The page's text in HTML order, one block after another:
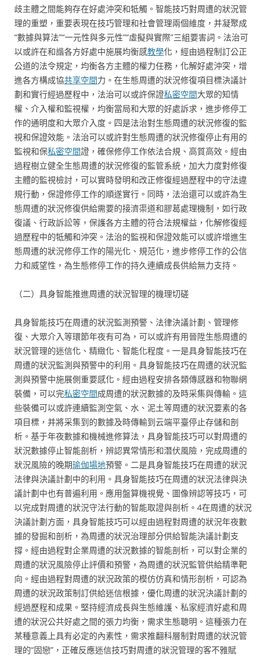
歧主體之間能夠存在好處沖突和牴觸。智能技巧對周遭的狀況管
理的重塑，重要表現在技巧管理和社會管理兩個維度，并凝聚成
“數據與算法”“一元性與多元性”“虛擬與實際”三組要害詞。法治可
以或許在和諧各方好處中施展均衡感教學化，經由過程制訂公正
公道的法令規定，均衡各方主體的權力任務，化解好處沖突，增
進各方構成協共享空間力。在生態周遭的狀況修復項目標決議計
劃和實行經過歷程中，法治可以或許保證私密空間大眾的知情
權、介入權和監視權，均衡當局和大眾的好處訴求，進步修停工
作的通明度和大眾介入度。四是法治對生態周遭的狀況修復的監
視和保證效能。法治可以或許對生態周遭的狀況修復停止有用的
監視和保私密空間證，確保修停工作依法合規、高質高效。經由
過程樹立健全生態周遭的狀況修復的監管系統，加大力度對修復
主體的監視檢討，可以實時發明和改正修復經過歷程中的守法違
規行動，保證修停工作的順遂實行。同時，法治還可以或許為生
態周遭的狀況修復供給需要的接濟渠道和膠葛處理機制，如行政
復議、行政訴訟等，保護各方主體的符合法規權益，化解修復經
過歷程中的牴觸和沖突。法治的監視和保證效能可以或許增進生
態周遭的狀況修停工作的陽光化、規范化，進步修停工作的公信
力和威望性，為生態修停工作的持久連續成長供給無力支持。
（二）具身智能推進周遭的狀況智理的機理切磋
具身智能技巧在周遭的狀況監測預警、法律決議計劃、管理修
復、大眾介入等環節年夜有可為，可以或許有用晉陞生態周遭的
狀況管理的迷信化、精緻化、智能化程度。一是具身智能技巧在
周遭的狀況監測與預警中的利用。具身智能技巧在周遭的狀況監
測與預警中施展側重要感化。經由過程安排各類傳感器和物聯網
裝備，可以完私密空間成周遭的狀況數據的及時采集與傳輸。這
些裝備可以或許連續監測空氣、水、泥土等周遭的狀況要素的各
項目標，并將采集到的數據及時傳輸到云端平臺停止存儲和剖
析。基于年夜數據和機械進修算法，具身智能技巧可以對周遭的
狀況數據停止智能剖析，辨認異常情形和潛伏風險，完成周遭的
狀況風險的晚期瑜伽場地預警。二是具身智能技巧在周遭的狀況
法律與決議計劃中的利用。具身智能技巧在周遭的狀況法律與決
議計劃中也有普遍利用。應用盤算機視覺、圖像辨認等技巧，可
以完成對周遭的狀況守法行動的智能取證與剖析。4在周遭的狀況
決議計劃方面，具身智能技巧可以經由過程對周遭的狀況年夜數
據的發掘和剖析，為周遭的狀況治理部分供給智能決議計劃支
撐。經由過程對企業周遭的狀況數據的智能剖析，可以對企業的
周遭的狀況風險停止評價和預警，為周遭的狀況監管供給精準靶
向。經由過程對周遭的狀況政策的模仿仿真和情形剖析，可認為
周遭的狀況政策制訂供給迷信根據，優化周遭的狀況決議計劃的
經過歷程和成果。堅持經濟成長與生態維護、私家經濟好處和周
遭的狀況公共好處之間的張力均衡，需求生態聰明。這種張力在
某種意義上具有必定的內素性，需求推翻科層制對周遭的狀況管
理的“固戀”，正確反應迷信技巧對周遭的狀況管理的客不雅賦